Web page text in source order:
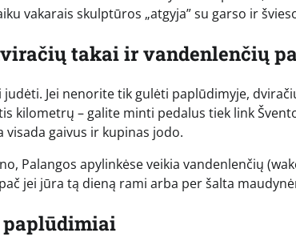
vakarais skulptūros „atgyja” su garso ir
takai ir vandenlenčių
Jei nenorite tik gulėti paplūdimyje,
kilometrų – galite minti pedalus tiek link
gaivus ir kupinas jodo.
Palangos apylinkėse veikia vandenlenčių
jei jūra tą dieną rami arba per šalta